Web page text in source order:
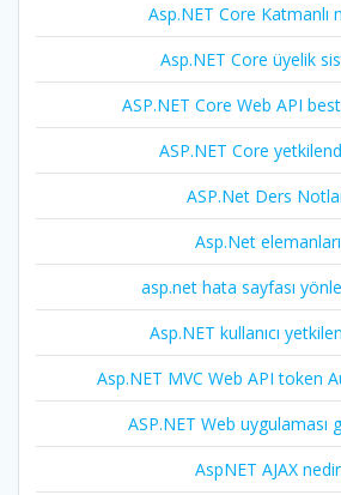
Asp.NET Core Katmanlı
Asp.NET Core üyelik
ASP.NET Core Web API
ASP.NET Core
ASP.Net Ders
Asp.Net elemanları
asp.net hata sayfası
Asp.NET kullanıcı
Asp.NET MVC Web API token
ASP.NET Web uygulaması
AspNET AJAX nedir